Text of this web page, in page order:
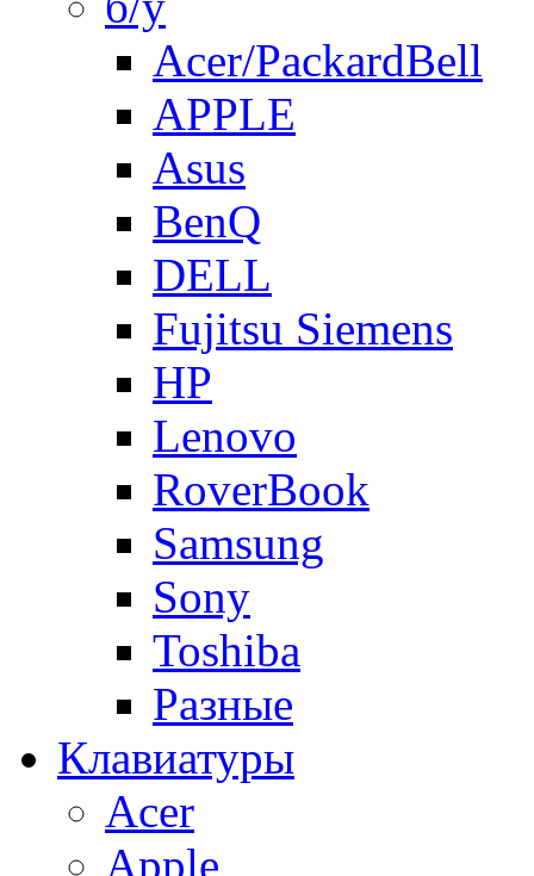
Acer/PackardBell
APPLE
Asus
BenQ
DELL
Fujitsu Siemens
HP
Lenovo
RoverBook
Samsung
Sony
Toshiba
Разные
Клавиатуры
Acer
Apple